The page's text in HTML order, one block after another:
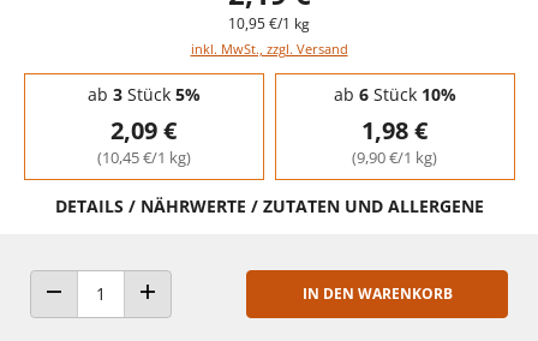
10,95 €/1 kg
inkl. MwSt., zzgl. Versand
Staffelpreise - Mengenrabatt
ab 3Stück 5%
2,09 €
(10,45 €/1 kg)
ab 6Stück 10%
1,98 €
(9,90 €/1 kg)
DETAILS / NÄHRWERTE / ZUTATEN UND ALLERGENE
ANZAHL VERRINGERNANZAHL ERHÖHEN
IN DEN WARENKORB